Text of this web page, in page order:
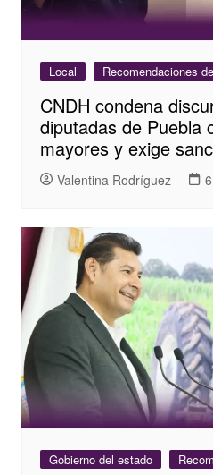
Local Recomendaciones
CNDH condena
diputadas de Puebla
mayores y exige
Valentina Rodríguez
Gobierno del estado